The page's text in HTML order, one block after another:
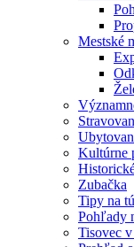
Mestské
Kultúrne
Zubačka
Tipy na
Pohľady
Tisovec